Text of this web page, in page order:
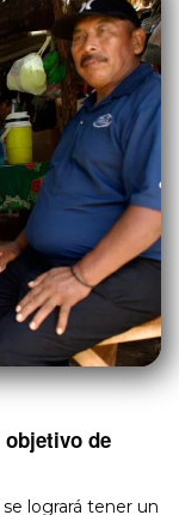
objetivo de
logrará tener un